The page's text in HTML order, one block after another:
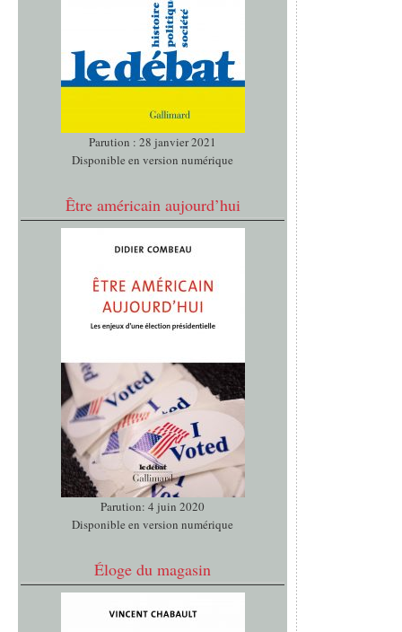
Parution : 28 janvier 2021
Disponible en version numérique
Être américain aujourd’hui
Parution: 4 juin 2020
Disponible en version numérique
Éloge du magasin